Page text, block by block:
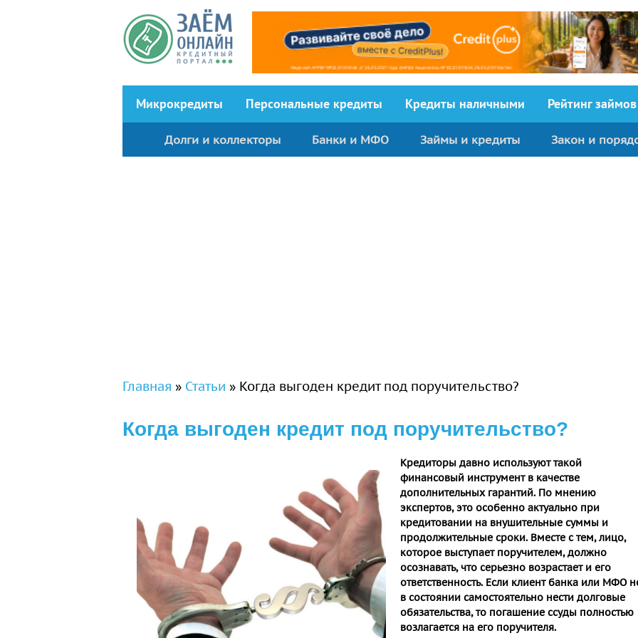
Микрокредиты Персональныe кредиты Кредиты наличными Рейтинг займов
Долги и коллекторы Банки и МФО Займы и кредиты Закон и
Вы здесь
Главная » Статьи » Когда выгоден кредит под поручительство?
Когда выгоден кредит под поручительство?
Кредиторы давно используют такой
финансовый инструмент в качестве
дополнительных гарантий. По мнению
экспертов, это особенно актуально при
кредитовании на внушительные суммы и
продолжительные сроки. Вместе с тем, лицо,
которое выступает поручителем, должно
осознавать, что серьезно возрастает и его
ответственность. Если клиент банка или МФО
в состоянии самостоятельно нести долговые
обязательства, то погашение ссуды полностью
возлагается на его поручителя.